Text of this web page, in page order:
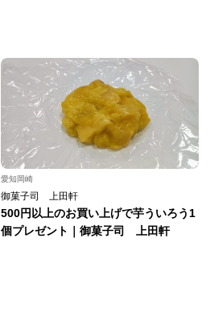
愛知岡崎
御菓子司 上田軒
500円以上のお買い上げで芋ういろう1
個プレゼント｜御菓子司 上田軒